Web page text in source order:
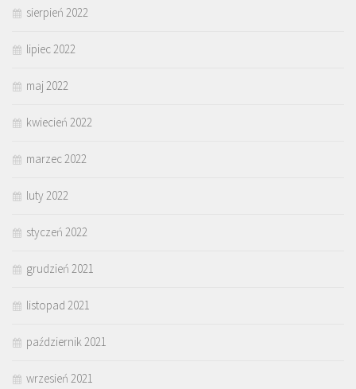
sierpień 2022
lipiec 2022
maj 2022
kwiecień 2022
marzec 2022
luty 2022
styczeń 2022
grudzień 2021
listopad 2021
październik 2021
wrzesień 2021